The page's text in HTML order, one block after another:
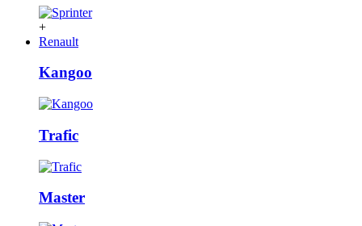
+
Renault
Kangoo
Trafic
Master